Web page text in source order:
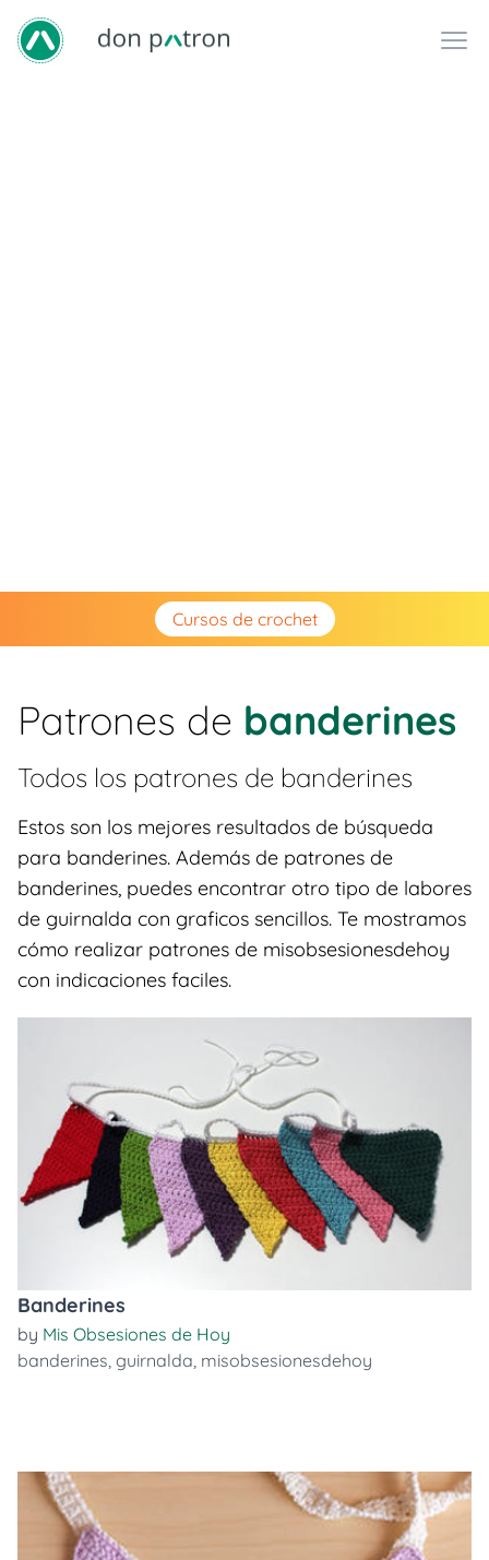
Cursos de crochet
Patrones de banderines
Todos los patrones de banderines
Estos son los mejores resultados de búsqueda
para banderines. Además de patrones de
banderines, puedes encontrar otro tipo de labores
de guirnalda con graficos sencillos. Te mostramos
cómo realizar patrones de misobsesionesdehoy
con indicaciones faciles.
Banderines
by Mis Obsesiones de Hoy
banderines, guirnalda, misobsesionesdehoy